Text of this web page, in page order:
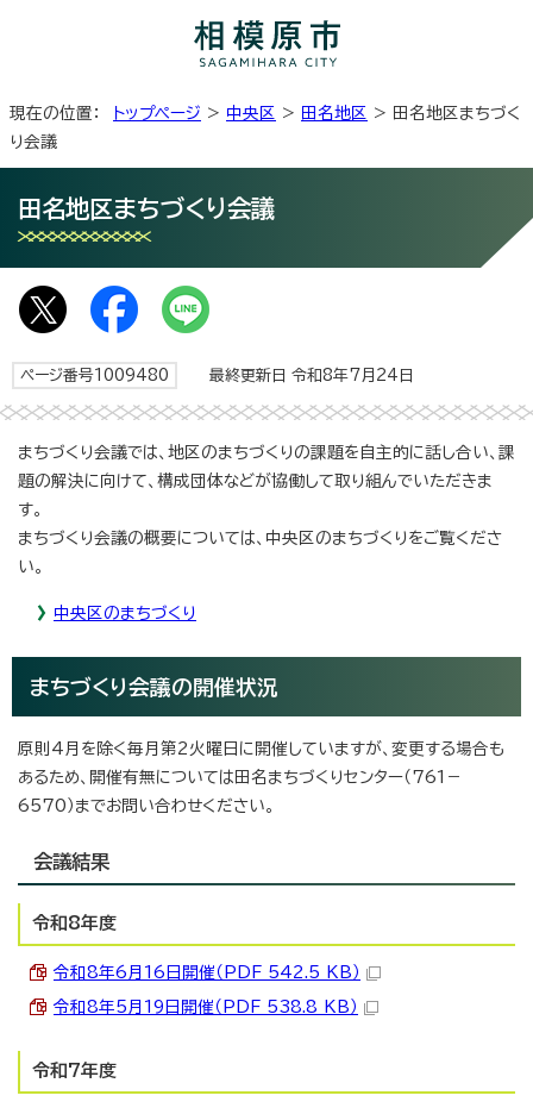
現在の位置： トップページ > 中央区 > 田名地区 > 田名地区まちづく
り会議
田名地区まちづくり会議
ページ番号1009480 最終更新日 令和8年7月24日
まちづくり会議では、地区のまちづくりの課題を自主的に話し合い、課
題の解決に向けて、構成団体などが協働して取り組んでいただきま
す。
まちづくり会議の概要については、中央区のまちづくりをご覧くださ
い。
中央区のまちづくり
まちづくり会議の開催状況
原則4月を除く毎月第2火曜日に開催していますが、変更する場合も
あるため、開催有無については田名まちづくりセンター（761－
6570）までお問い合わせください。
会議結果
令和8年度
令和8年6月16日開催（PDF 542.5 KB）
令和8年5月19日開催（PDF 538.8 KB）
令和7年度